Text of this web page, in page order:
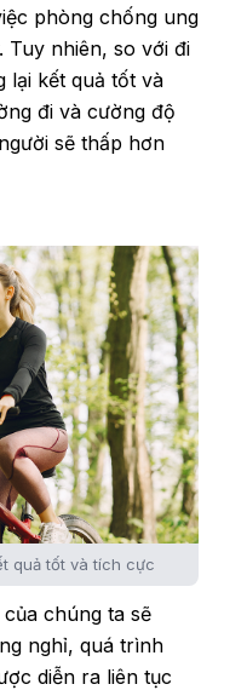
phòng chống ung
Tuy nhiên, so với đi
lại kết quả tốt và
đi và cường độ
sẽ thấp hơn
quả tốt và tích cực
chúng ta sẽ
nghỉ, quá trình
diễn ra liên tục